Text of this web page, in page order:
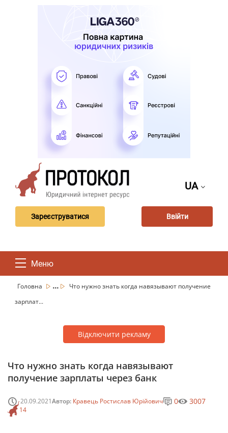
UA
Зареєструватися Ввійти
Меню
Головна ...
Что нужно знать когда навязывают получение
зарплат...
Відключити рекламу
Что нужно знать когда навязывают
получение зарплаты через банк
20.09.2021Автор: Кравець Ростислав Юрійович
14
0 3007